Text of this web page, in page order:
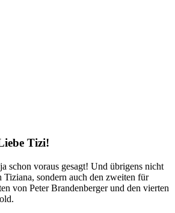
Tizi!
schon voraus gesagt! Und übrigens nicht
Tiziana, sondern auch den zweiten für
von Peter Brandenberger und den vierten